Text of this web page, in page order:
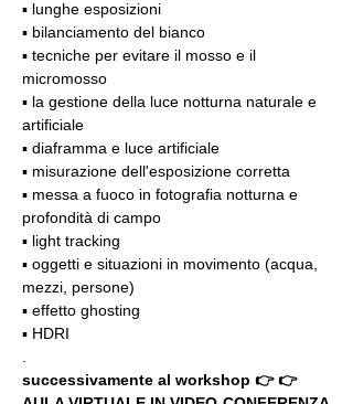
▪️ lunghe esposizioni
▪️ bilanciamento del bianco
▪️ tecniche per evitare il mosso e il
micromosso
▪️ la gestione della luce notturna naturale e
artificiale
▪️ diaframma e luce artificiale
▪️ misurazione dell'esposizione corretta
▪️ messa a fuoco in fotografia notturna e
profondità di campo
▪️ light tracking
▪️ oggetti e situazioni in movimento (acqua,
mezzi, persone)
▪️ effetto ghosting
▪️ HDRI
successivamente al workshop 👉 👉